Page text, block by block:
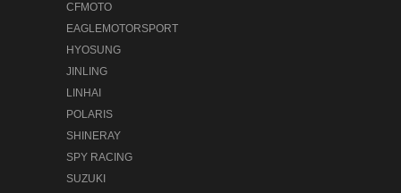
CFMOTO
EAGLEMOTORSPORT
HYOSUNG
JINLING
LINHAI
POLARIS
SHINERAY
SPY RACING
SUZUKI